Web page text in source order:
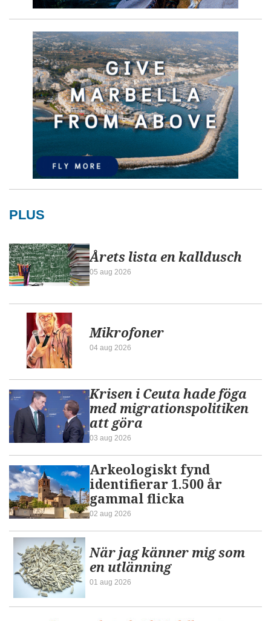
PLUS
Årets lista en kalldusch
05 aug 2026
Mikrofoner
04 aug 2026
Krisen i Ceuta hade föga
med migrationspolitiken
att göra
03 aug 2026
Arkeologiskt fynd
identifierar 1.500 år
gammal flicka
02 aug 2026
När jag känner mig som
en utlänning
01 aug 2026